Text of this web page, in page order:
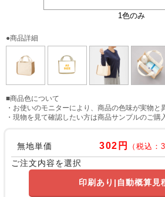
1色のみ
大きさイメージ
使用イメージ
使用イメージ
●商品詳細
■商品色について
・お使いのモニターにより、商品の色味が実物と
・現物を見て確認したい方は商品サンプルのご購
無地単価 302円 （税込：
ご注文内容を選択
印刷あり 自動概算見